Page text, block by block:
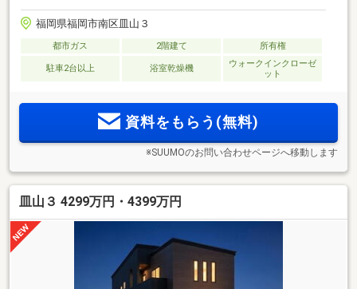
福岡県福岡市南区皿山３
都市ガス 2階建て 所有権
駐車2台以上 浴室乾燥機
ウォークインクローゼ
ット
資料をもらう(無料)
※SUUMOのお問い合わせページへ移動します
皿山３ 4299万円・4399万円